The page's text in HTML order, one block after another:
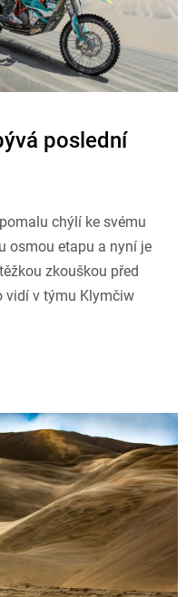
poslední
chýlí ke svému
osmou etapu a nyní je
zkouškou před
vidí v týmu Klymčiw